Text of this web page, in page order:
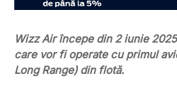
Wizz Air începe din 2 iunie
care vor fi operate cu primul
Long Range) din flotă.